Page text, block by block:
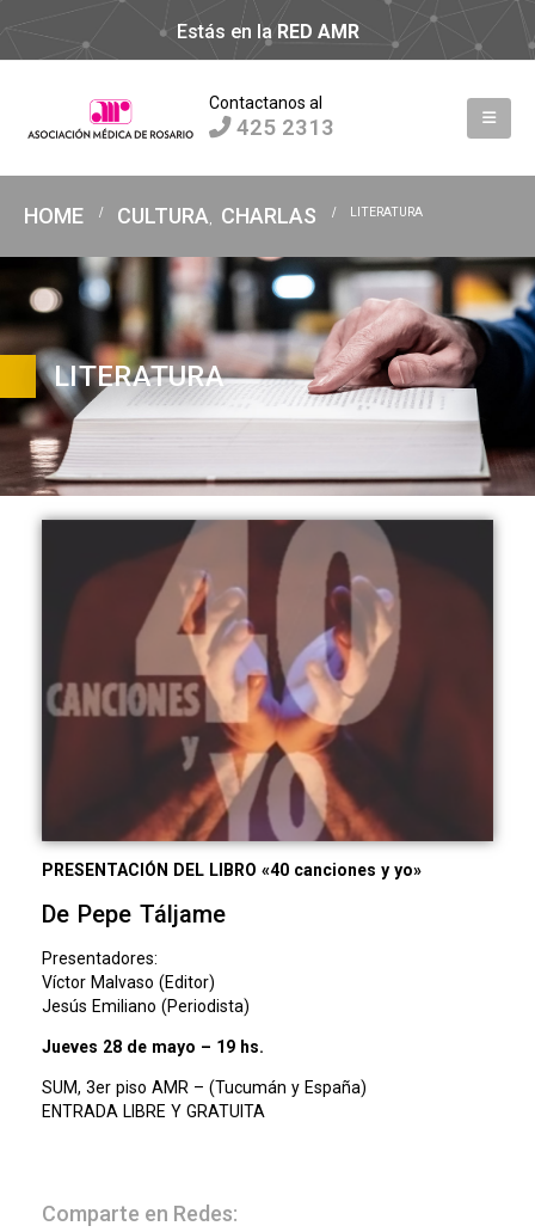
Estás en la RED AMR
Contactanos al
425 2313
HOME CULTURA, CHARLAS LITERATURA
LITERATURA
PRESENTACIÓN DEL LIBRO «40 canciones y yo»
De Pepe Táljame
Presentadores:
Víctor Malvaso (Editor)
Jesús Emiliano (Periodista)
Jueves 28 de mayo – 19 hs.
SUM, 3er piso AMR – (Tucumán y España)
ENTRADA LIBRE Y GRATUITA
Comparte en Redes: